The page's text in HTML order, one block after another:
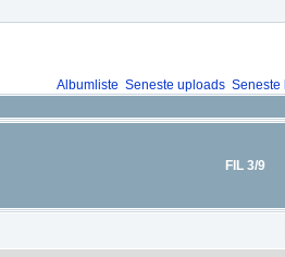
Albumliste Seneste uploads Seneste
FIL 3/9